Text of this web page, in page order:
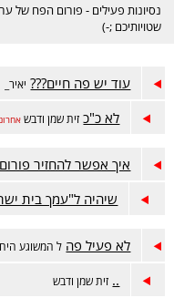
נסיונות פעילים - פורום הפח של
שטויותיכם ;-)
עוד יש פה חיים??? יאיר_
לא כ"כ זית שמן ודבש
איך אפשר להחזיר
שיהיה ל"עמך בית
לא פעיל פה ל המשוגע
.. זית שמן ודבש